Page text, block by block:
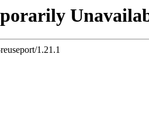
1.21.1